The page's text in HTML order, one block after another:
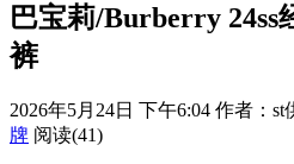
巴宝莉/Burberry 24ss
裤
2026年5月24日 下午6:04 作者：st
牌 阅读(41)